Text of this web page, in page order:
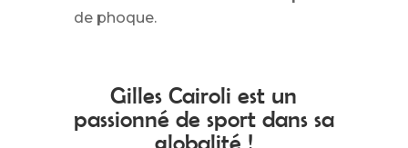
de phoque.
Gilles Cairoli est un
passionné de sport dans sa
globalité !